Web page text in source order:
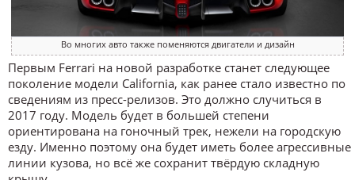
Во многих авто также поменяются двигатели и дизайн
Первым Ferrari на новой разработке станет следующее
поколение модели California, как ранее стало известно по
сведениям из пресс-релизов. Это должно случиться в
2017 году. Модель будет в большей степени
ориентирована на гоночный трек, нежели на городскую
езду. Именно поэтому она будет иметь более агрессивные
линии кузова, но всё же сохранит твёрдую складную